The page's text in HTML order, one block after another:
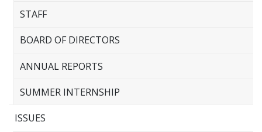
STAFF
BOARD OF DIRECTORS
ANNUAL REPORTS
SUMMER INTERNSHIP
ISSUES